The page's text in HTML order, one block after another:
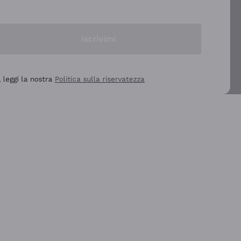
leggi la nostra Politica sulla riservatezza